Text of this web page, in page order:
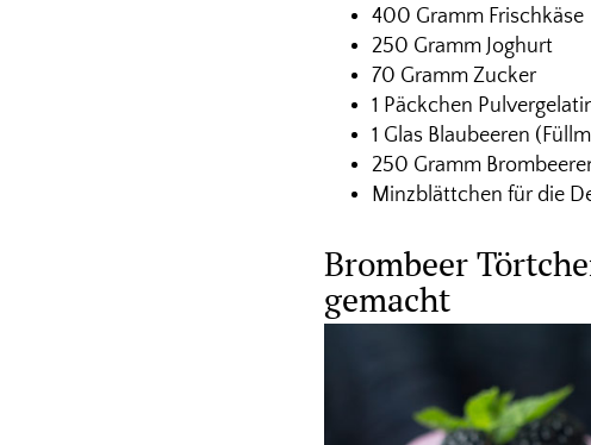
400 Gramm Frischkäse
250 Gramm Joghurt
70 Gramm Zucker
1 Päckchen
1 Glas Blaubeeren
250 Gramm
Minzblättchen für die
Brombeer
gemacht